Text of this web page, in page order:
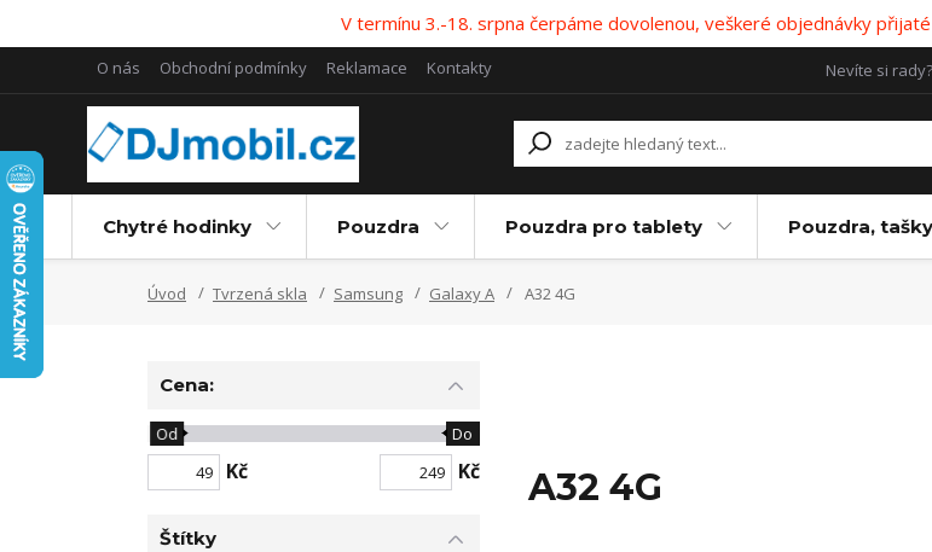
V termínu 3.-18. srpna čerpáme dovolenou, veškeré objednávky
O nás Obchodní podmínky Reklamace Kontakty Nevíte si
Chytré hodinky Pouzdra Pouzdra pro tablety Pouzdra,
Úvod Tvrzená skla Samsung Galaxy A A32 4G
A32 4G
Cena:
Kč
Od Do
Kč
Štítky